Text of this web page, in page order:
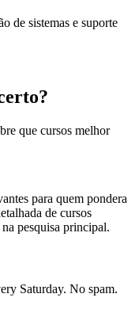
de sistemas e suporte
que cursos melhor
para quem pondera
de cursos
pesquisa principal.
Saturday. No spam.